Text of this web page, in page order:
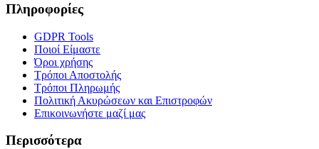
Πληροφορίες
GDPR Tools
Ποιοί Είμαστε
Όροι χρήσης
Τρόποι Αποστολής
Τρόποι Πληρωμής
Πολιτική Ακυρώσεων και Επιστροφών
Επικοινωνήστε μαζί μας
Περισσότερα